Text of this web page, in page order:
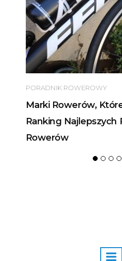
PORADNIK ROWEROWY
Marki Rowerów,
Ranking
Rowerów